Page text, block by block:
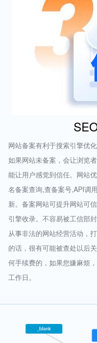
网站备案有利于搜索引擎优
如果网站未备案，会让浏览
能让用户感觉到信任。网站
名备案查询,查备案号,API调
新。备案网站可提升网站可
引擎收录。不容易被工信部
从事非法的网站经营活动，
的话，很有可能被查处以后
何手续费的，如果您嫌麻烦
工作日。